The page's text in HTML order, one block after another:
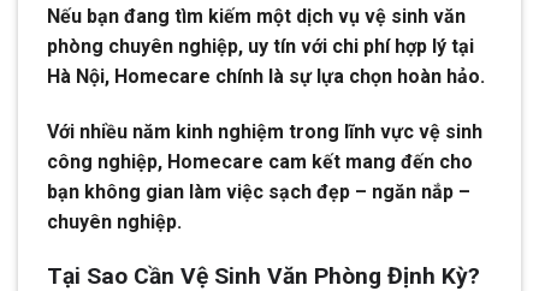
Nếu bạn đang tìm kiếm một dịch vụ vệ sinh văn
phòng chuyên nghiệp, uy tín với chi phí hợp lý tại
Hà Nội, Homecare chính là sự lựa chọn hoàn hảo.
Với nhiều năm kinh nghiệm trong lĩnh vực vệ sinh
công nghiệp, Homecare cam kết mang đến cho
bạn không gian làm việc sạch đẹp – ngăn nắp –
chuyên nghiệp.
Tại Sao Cần Vệ Sinh Văn Phòng Định Kỳ?